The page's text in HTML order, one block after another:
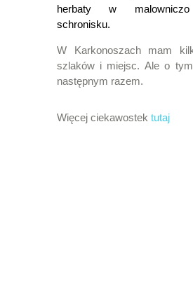
herbaty w malowniczo
schronisku.
W Karkonoszach mam
szlaków i miejsc. Ale o
następnym razem.
Więcej ciekawostek tutaj